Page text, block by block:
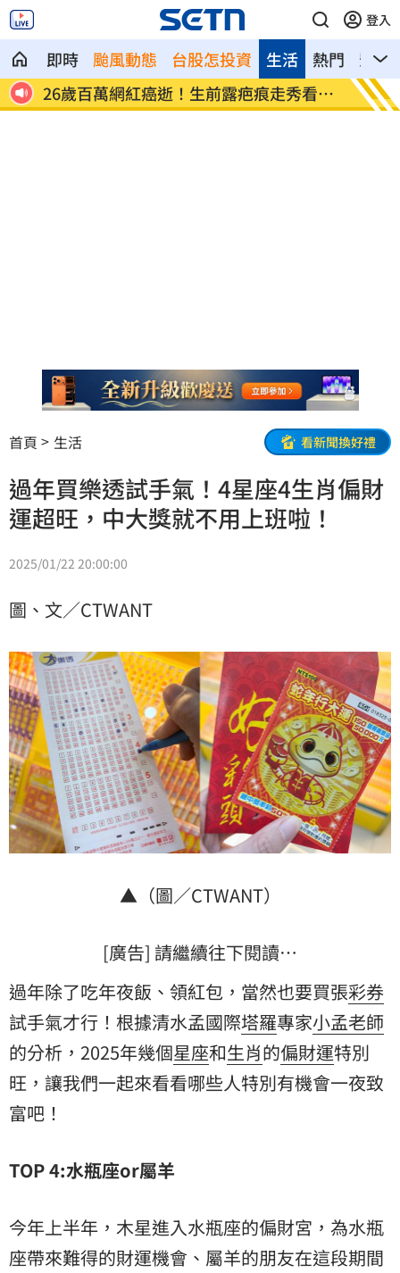
登入
即時 颱風動態 台股怎投資 熱門 影音
生活
了 26歲百萬網紅癌逝！生前露疤痕走秀看哭
網
店家
臉
首頁 生活 看新聞換好禮
過年買樂透試手氣！4星座4生肖偏財
運超旺，中大獎就不用上班啦！
2025/01/22 20:00:00
圖、文／CTWANT
▲（圖／CTWANT）
[廣告] 請繼續往下閱讀…
過年除了吃年夜飯、領紅包，當然也要買張彩券
試手氣才行！根據清水孟國際塔羅專家小孟老師
的分析，2025年幾個星座和生肖的偏財運特別
旺，讓我們一起來看看哪些人特別有機會一夜致
富吧！
TOP 4:水瓶座or屬羊
今年上半年，木星進入水瓶座的偏財宮，為水瓶
座帶來難得的財運機會、屬羊的朋友在這段期間